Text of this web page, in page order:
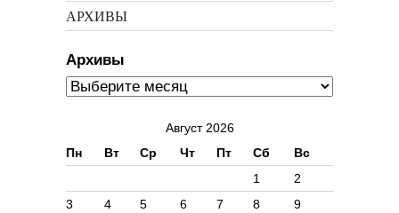
АРХИВЫ
Архивы
Август 2026
Пн
Вт Ср Чт Пт Сб Вс
1
2
3
4 5 6 7 8
9